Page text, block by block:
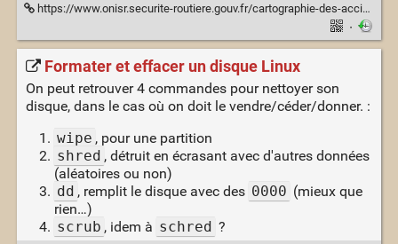
https://www.onisr.securite-routiere.gouv.fr/cartographie-des-accidents-metropole-dom-tom
·
Formater et effacer un disque Linux
On peut retrouver 4 commandes pour nettoyer son
disque, dans le cas où on doit le vendre/céder/donner. :
wipe , pour une partition
shred , détruit en écrasant avec d'autres données
(aléatoires ou non)
dd , remplit le disque avec des 0000 (mieux que
rien…)
scrub , idem à schred ?